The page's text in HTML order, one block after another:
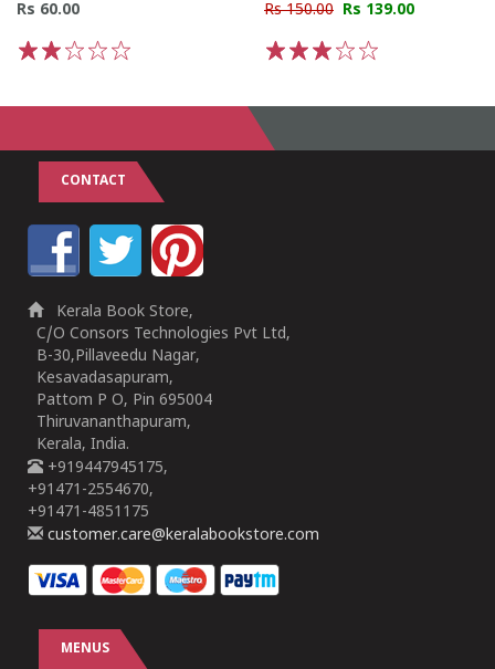
Rs 60.00
Rs 150.00 Rs 139.00
CONTACT
Kerala Book Store,
C/O Consors Technologies Pvt Ltd,
B-30,Pillaveedu Nagar,
Kesavadasapuram,
Pattom P O, Pin 695004
Thiruvananthapuram,
Kerala, India.
+919447945175,
+91471-2554670,
+91471-4851175
customer.care@keralabookstore.com
MENUS